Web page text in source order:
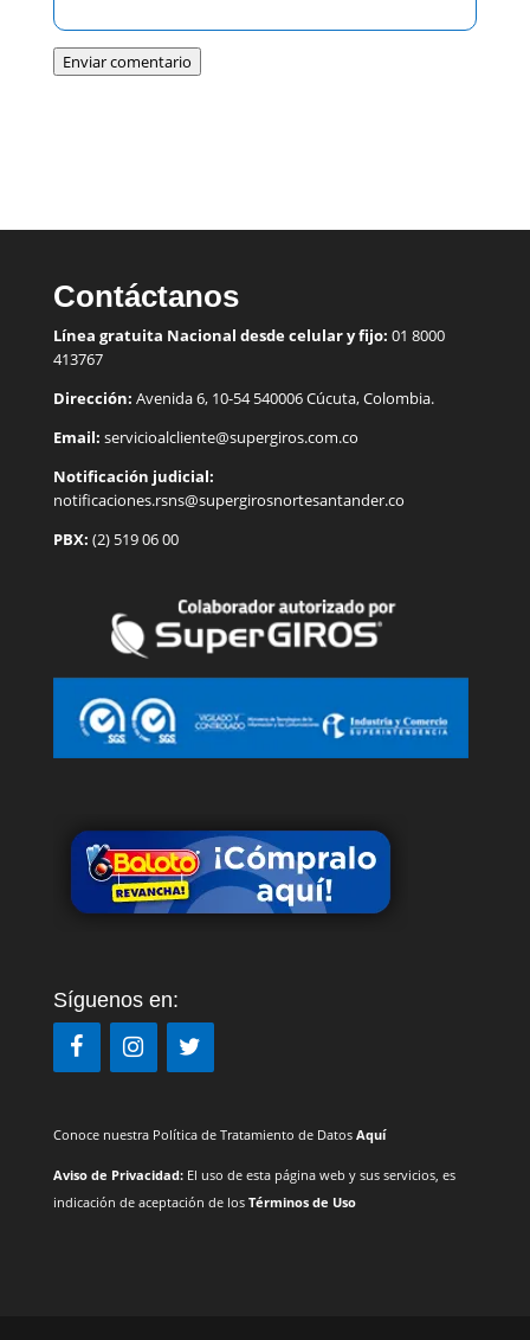
Enviar comentario
Contáctanos
Línea gratuita Nacional desde celular y fijo: 01 8000
413767
Dirección: Avenida 6, 10-54 540006 Cúcuta, Colombia.
Email: servicioalcliente@supergiros.com.co
Notificación judicial:
notificaciones.rsns@supergirosnortesantander.co
PBX: (2) 519 06 00
Síguenos en:
Conoce nuestra Política de Tratamiento de Datos Aquí
Aviso de Privacidad: El uso de esta página web y sus servicios, es
indicación de aceptación de los Términos de Uso